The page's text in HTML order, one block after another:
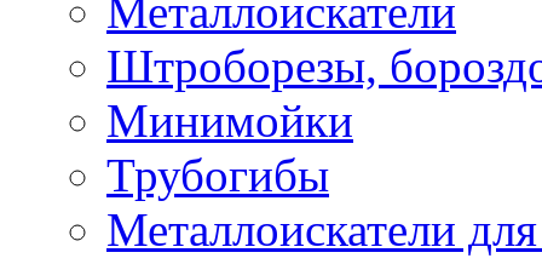
Металлоискатели
Штроборезы,
Минимойки
Трубогибы
Металлоискатели